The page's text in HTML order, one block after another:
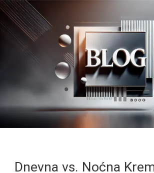
Dnevna vs. Noćna